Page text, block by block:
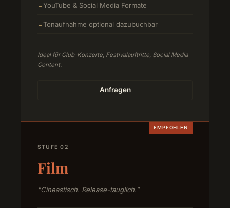
YouTube & Social Media Formate
Tonaufnahme optional dazubuchbar
Ideal für Club-Konzerte, Festivalauftritte, Social Media
Content.
Anfragen
EMPFOHLEN
STUFE 02
Film
"Cineastisch. Release-tauglich."